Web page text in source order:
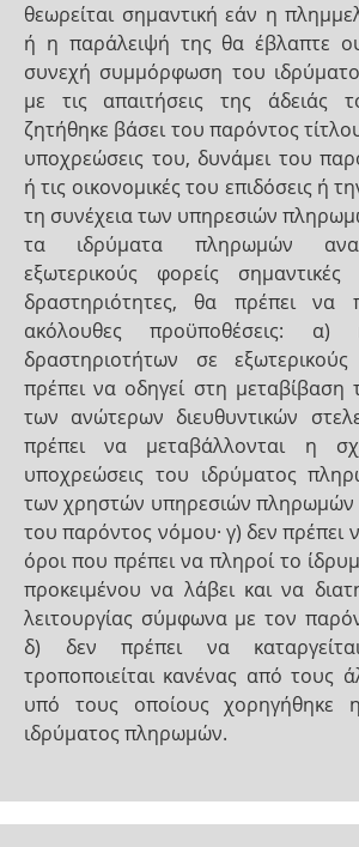
θεωρείται σημαντική εάν η
ή η παράλειψή της θα έβλαπτε
συνεχή συμμόρφωση του
με τις απαιτήσεις της άδειάς
ζητήθηκε βάσει του παρόντος
υποχρεώσεις του, δυνάμει του
ή τις οικονομικές του επιδόσεις ή
τη συνέχεια των υπηρεσιών
τα ιδρύματα πληρωμών
εξωτερικούς φορείς σημαντικές
δραστηριότητες, θα πρέπει να
ακόλουθες προϋποθέσεις:
δραστηριοτήτων σε
πρέπει να οδηγεί στη μεταβίβαση
των ανώτερων διευθυντικών
πρέπει να μεταβάλλονται η
υποχρεώσεις του ιδρύματος
των χρηστών υπηρεσιών πληρωμών
του παρόντος νόμου· γ) δεν πρέπει
όροι που πρέπει να πληροί το
προκειμένου να λάβει και να
λειτουργίας σύμφωνα με τον
δ) δεν πρέπει να
τροποποιείται κανένας από τους
υπό τους οποίους χορηγήθηκε
ιδρύματος πληρωμών.